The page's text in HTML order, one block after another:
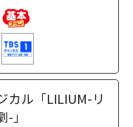
カル「LILIUM-リ
」